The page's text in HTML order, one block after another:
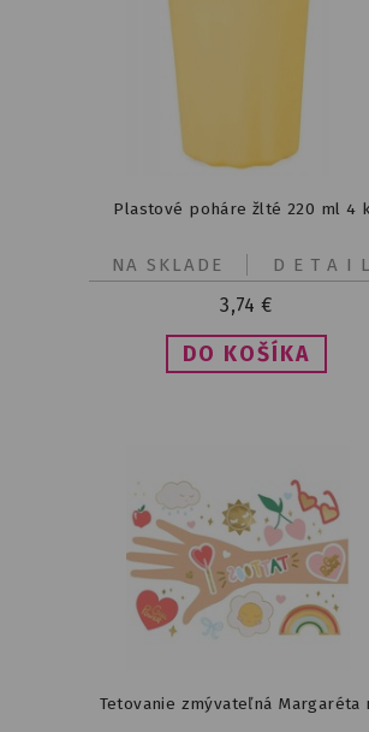
Plastové poháre žlté 220 ml 4
3,74 €
DETAIL
NA SKLADE
Tetovanie zmývateľná Margaréta